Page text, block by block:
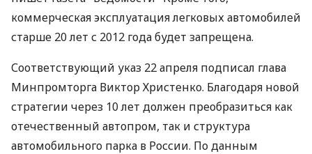
коммерческая эксплуатация легковых автомобилей
старше 20 лет с 2012 года будет запрещена.
Соответствующий указ 22 апреля подписал глава
Минпромторга Виктор Христенко. Благодаря новой
стратегии через 10 лет должен преобразиться как
отечественный автопром, так и структура
автомобильного парка в России. По данным